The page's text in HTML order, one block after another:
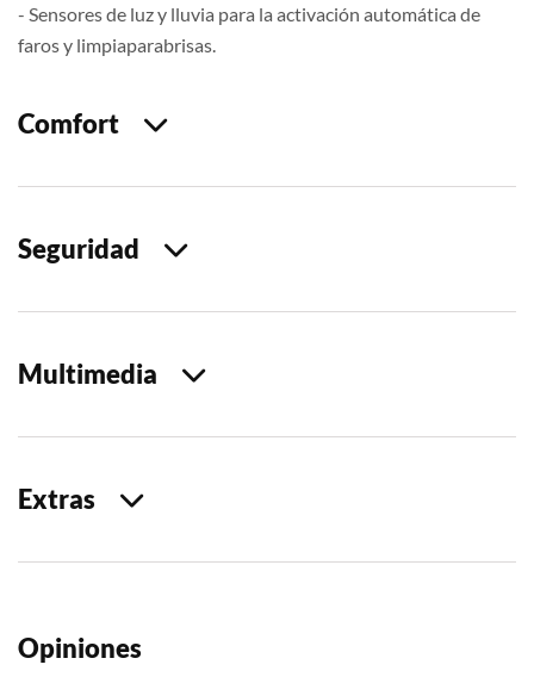
- Sensores de luz y lluvia para la activación automática de
faros y limpiaparabrisas.
Comfort
Seguridad
Multimedia
Extras
Opiniones